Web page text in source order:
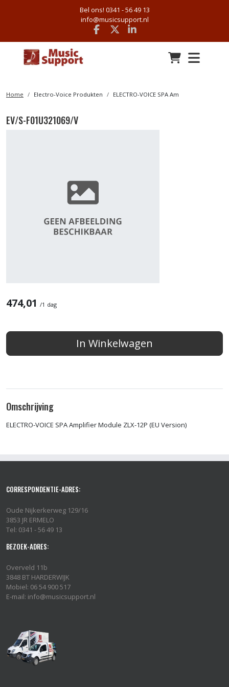
Bel ons! 0341 - 56 49 13
info@musicsupport.nl
Facebook
x linkedin
Home Electro-Voice Produkten ELECTRO-VOICE SPA Am
EV/S-F01U321069/V
474,01 /1 dag
In Winkelwagen
Omschrijving
ELECTRO-VOICE SPA Amplifier Module ZLX-12P (EU Version)
CORRESPONDENTIE-ADRES:
Oude Nijkerkerweg 129/16
3853 JR ERMELO
Tel: 0341 - 56 49 13
BEZOEK-ADRES:
Overveld 11b
3848 BT HARDERWIJK
Mobiel: 06 54 900 517
E-mail: info@musicsupport.nl